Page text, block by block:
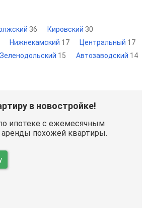
36 Кировский 30
Нижнекамский 17 Центральный 17
Зеленодольский 15 Автозаводский 14
в новостройке!
ипотеке с ежемесячным
похожей квартиры.